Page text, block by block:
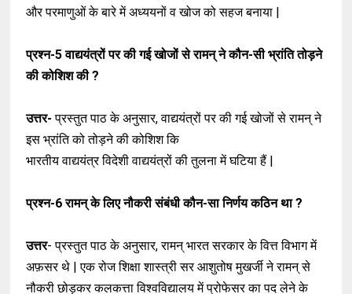
और परमाणुओं के बारे में अध्ययनों व खोज को सहज बनाया |
प्रश्न-5वाद्ययंत्रों पर की गई खोजों से रामन् ने कौन-सी भ्रांति तोड़ने
की कोशिश की ?
उत्तर-प्रस्तुत पाठ के अनुसार, वाद्ययंत्रों पर की गई खोजों से रामन् ने
इस भ्रांति को तोड़ने की कोशिश कि
भारतीय वाद्ययंत्र विदेशी वाद्ययंत्रों की तुलना में घटिया हैं |
प्रश्न-6रामन् के लिए नौकरी संबंधी कौन-सा निर्णय कठिन था ?
उत्तर-प्रस्तुत पाठ के अनुसार, रामन् भारत सरकार के वित्त विभाग में
अफ़सर थे | एक रोज शिक्षा शास्त्री सर आशुतोष मुखर्जी ने रामन् से
नौकरी छोड़कर कलकत्ता विश्वविद्यालय में प्रोफेसर का पद लेने के